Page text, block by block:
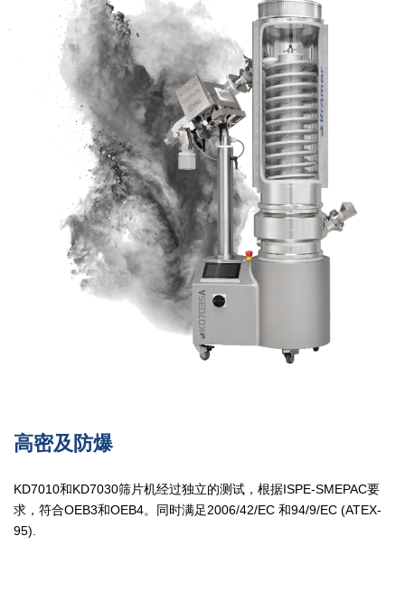
高密及防爆
KD7010和KD7030筛片机经过独立的测试，根据ISPE-SMEPAC要
求，符合OEB3和OEB4。同时满足2006/42/EC 和94/9/EC (ATEX-
95).